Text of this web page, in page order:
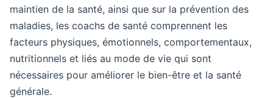
maintien de la santé, ainsi que sur la prévention des
maladies, les coachs de santé comprennent les
facteurs physiques, émotionnels, comportementaux,
nutritionnels et liés au mode de vie qui sont
nécessaires pour améliorer le bien-être et la santé
générale.